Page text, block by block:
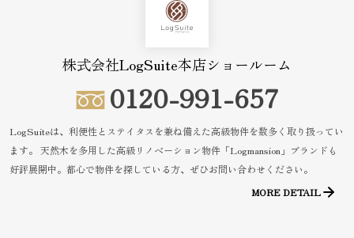
株式会社LogSuite本店ショールーム
0120-991-657
LogSuiteは、利便性とステイタスを兼ね備えた高級物件を数多く取り扱ってい
ます。 天然木を多用した高級リノベーション物件「Logmansion」ブランドも
好評展開中。都心で物件を探している方、ぜひお問い合わせください。
MORE DETAIL